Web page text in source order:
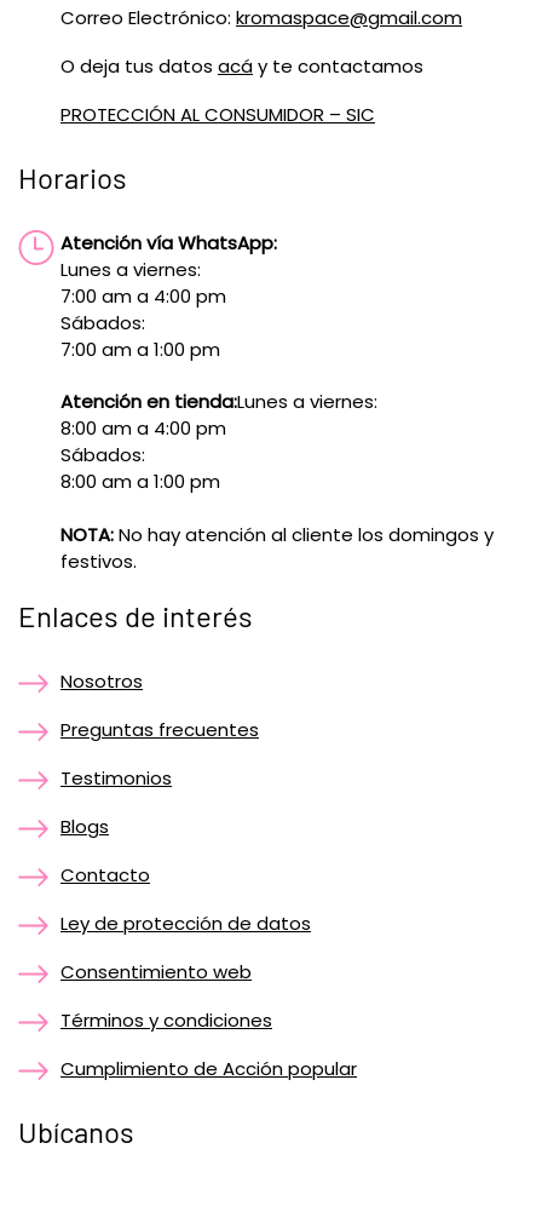
Correo Electrónico: kromaspace@gmail.com
O deja tus datos acáy te contactamos
PROTECCIÓN AL CONSUMIDOR – SIC
Horarios
Atención vía WhatsApp:
Lunes a viernes:
7:00 am a 4:00 pm
Sábados:
7:00 am a 1:00 pm
Atención en tienda:Lunes a viernes:
8:00 am a 4:00 pm
Sábados:
8:00 am a 1:00 pm
NOTA:No hay atención al cliente los domingos y
festivos.
Enlaces de interés
Nosotros
Preguntas frecuentes
Testimonios
Blogs
Contacto
Ley de protección de datos
Consentimiento web
Términos y condiciones
Cumplimiento de Acción popular
Ubícanos